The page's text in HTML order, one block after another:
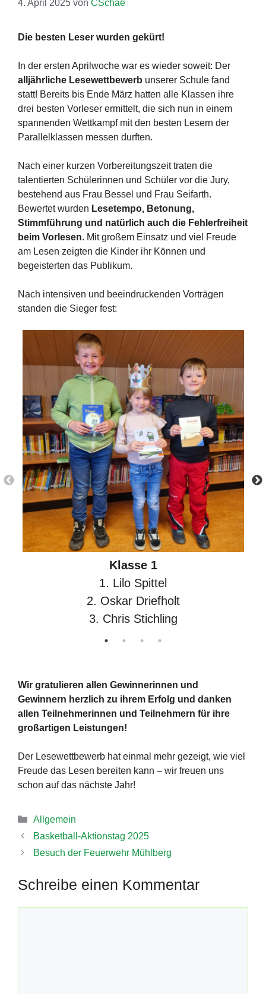
4. April 2025 von CSchae
Die besten Leser wurden gekürt!
In der ersten Aprilwoche war es wieder soweit: Der
alljährliche Lesewettbewerb unserer Schule fand
statt! Bereits bis Ende März hatten alle Klassen ihre
drei besten Vorleser ermittelt, die sich nun in einem
spannenden Wettkampf mit den besten Lesern der
Parallelklassen messen durften.
Nach einer kurzen Vorbereitungszeit traten die
talentierten Schülerinnen und Schüler vor die Jury,
bestehend aus Frau Bessel und Frau Seifarth.
Bewertet wurden Lesetempo, Betonung,
Stimmführung und natürlich auch die Fehlerfreiheit
beim Vorlesen. Mit großem Einsatz und viel Freude
am Lesen zeigten die Kinder ihr Können und
begeisterten das Publikum.
Nach intensiven und beeindruckenden Vorträgen
standen die Sieger fest:
Klasse 1
1. Lilo Spittel
2. Oskar Driefholt
3. Chris Stichling
Wir gratulieren allen Gewinnerinnen und
Gewinnern herzlich zu ihrem Erfolg und danken
allen Teilnehmerinnen und Teilnehmern für ihre
großartigen Leistungen!
Der Lesewettbewerb hat einmal mehr gezeigt, wie viel
Freude das Lesen bereiten kann – wir freuen uns
schon auf das nächste Jahr!
Kategorien
Allgemein
Basketball-Aktionstag 2025
Besuch der Feuerwehr Mühlberg
Schreibe einen Kommentar